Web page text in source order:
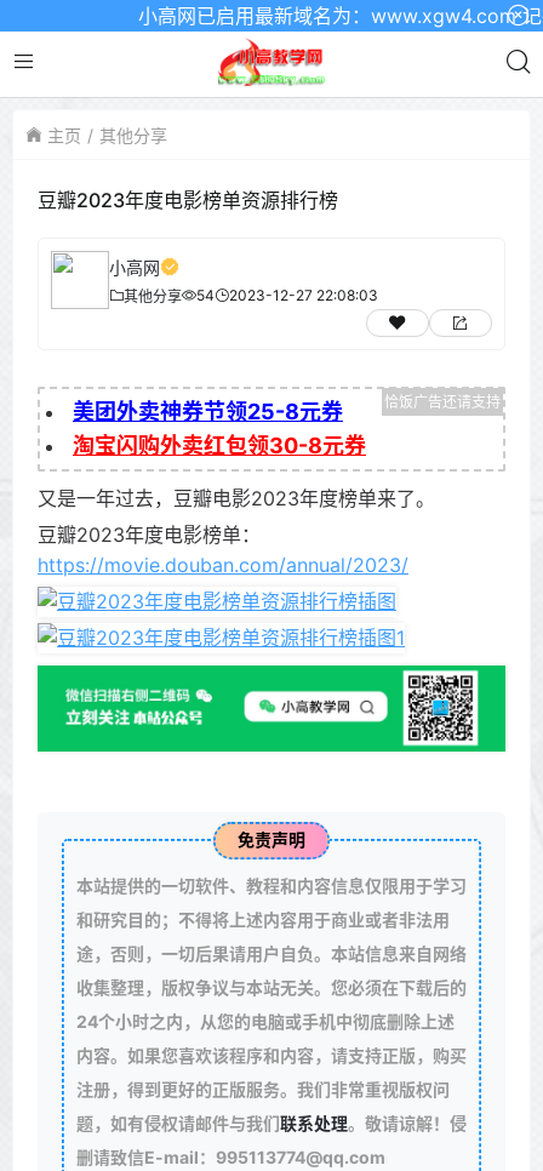
小高网已启用最新域名为：www.xgw4.com 记得
主页 其他分享
豆瓣2023年度电影榜单资源排行榜
小高网
其他分享 54 2023-12-27 22:08:03
美团外卖神券节领25-8元券
淘宝闪购外卖红包领30-8元券
又是一年过去，豆瓣电影2023年度榜单来了。
豆瓣2023年度电影榜单：
https://movie.douban.com/annual/2023/
免责声明
本站提供的一切软件、教程和内容信息仅限用于学习
和研究目的；不得将上述内容用于商业或者非法用
途，否则，一切后果请用户自负。本站信息来自网络
收集整理，版权争议与本站无关。您必须在下载后的
24个小时之内，从您的电脑或手机中彻底删除上述
内容。如果您喜欢该程序和内容，请支持正版，购买
注册，得到更好的正版服务。我们非常重视版权问
题，如有侵权请邮件与我们联系处理。敬请谅解！侵
删请致信E-mail：995113774@qq.com